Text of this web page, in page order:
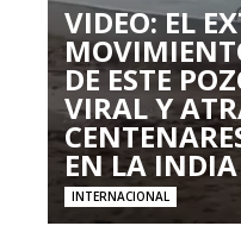
VIDEO: EL
DE ESTE
VIRAL Y
EN LA INDIA
INTERNACIONAL